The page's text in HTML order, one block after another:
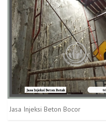
Jasa Injeksi Beton Bocor